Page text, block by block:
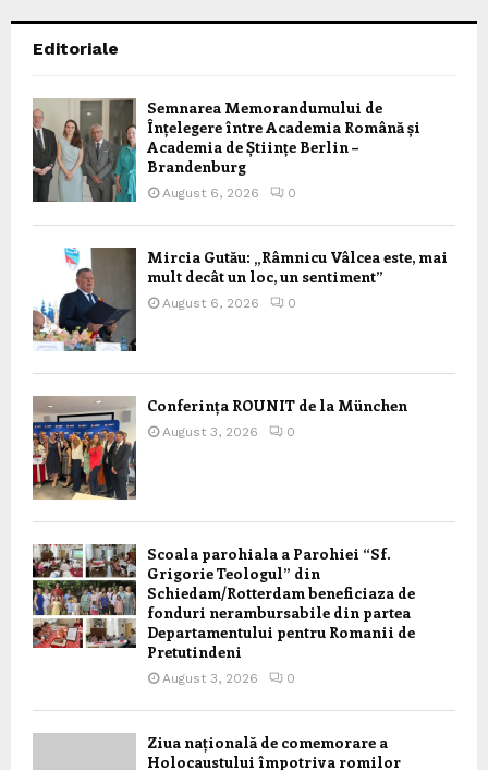
Editoriale
Semnarea Memorandumului de
Înțelegere între Academia Română și
Academia de Științe Berlin –
Brandenburg
August 6, 2026 0
Mircia Gutău: „Râmnicu Vâlcea este, mai
mult decât un loc, un sentiment”
August 6, 2026 0
Conferința ROUNIT de la München
August 3, 2026 0
Scoala parohiala a Parohiei “Sf.
Grigorie Teologul” din
Schiedam/Rotterdam beneficiaza de
fonduri nerambursabile din partea
Departamentului pentru Romanii de
Pretutindeni
August 3, 2026 0
Ziua națională de comemorare a
Holocaustului împotriva romilor